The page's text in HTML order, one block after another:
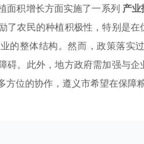
面积增长方面实施了一系列 产
了农民的种植积极性，特别是
的整体结构。然而，政策落实
碍。此外，地方政府需加强与
方位的协作，遵义市希望在保